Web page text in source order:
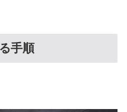
手順